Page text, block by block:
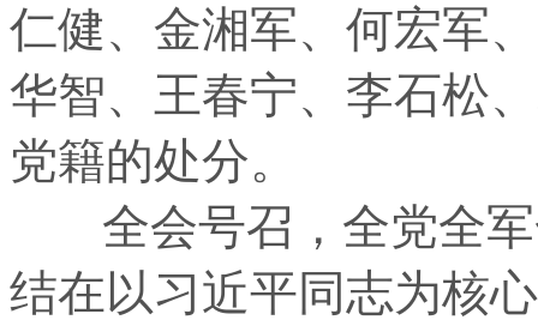
仁健、金湘军、何宏军
华智、王春宁、李石松
党籍的处分。
全会号召，全党全军
结在以习近平同志为核